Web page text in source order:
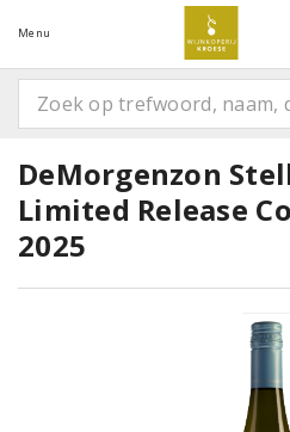
Menu
DeMorgenzon
Limited Release
2025